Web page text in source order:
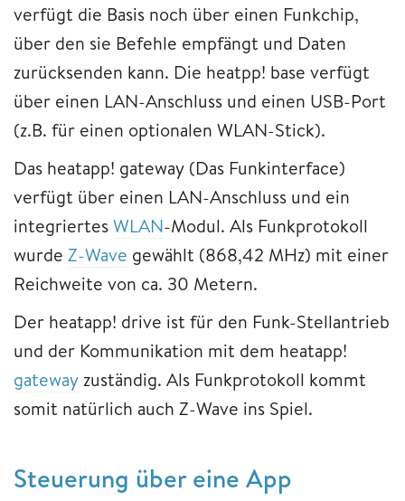
verfügt die Basis noch über einen Funkchip,
über den sie Befehle empfängt und Daten
zurücksenden kann. Die heatpp! base verfügt
über einen LAN-Anschluss und einen USB-Port
(z.B. für einen optionalen WLAN-Stick).
Das heatapp! gateway (Das Funkinterface)
verfügt über einen LAN-Anschluss und ein
integriertesWLAN-Modul. Als Funkprotokoll
wurde Z-Wave gewählt (868,42 MHz) mit einer
Reichweite von ca. 30 Metern.
Der heatapp! drive ist für den Funk-Stellantrieb
und der Kommunikation mit dem heatapp!
gatewayzuständig. Als Funkprotokoll kommt
somit natürlich auch Z-Wave ins Spiel.
Steuerung über eine App